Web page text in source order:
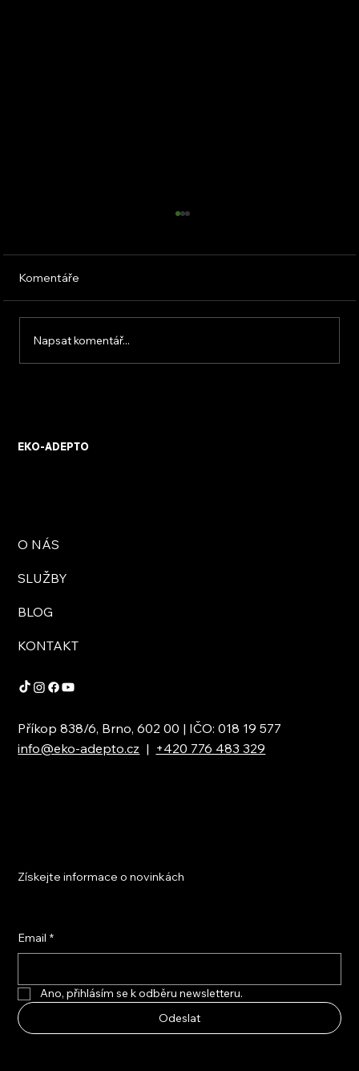
Komentáře
Napsat komentář...
EKO-ADEPTO
O NÁS
SLUŽBY
BLOG
KONTAKT
Příkop 838/6, Brno, 602 00 | IČO: 018 19 577
info@eko-adepto.cz | +420 776 483 329
Získejte informace o novinkách
Email *
Ano, přihlásím se k odběru newsletteru.
Odeslat